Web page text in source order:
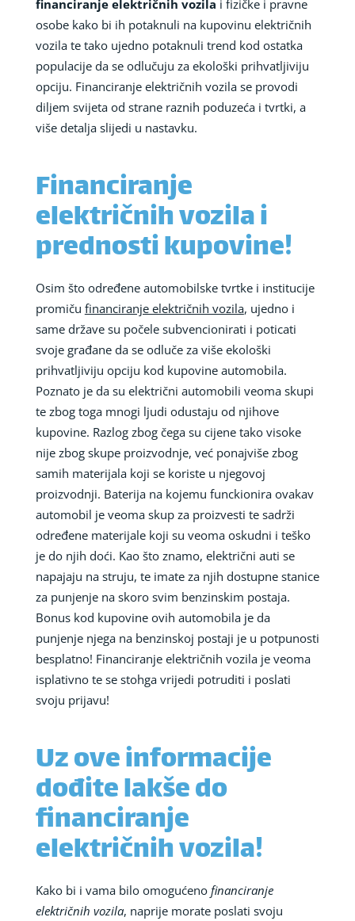
financiranje električnih vozila i fizičke i pravne
osobe kako bi ih potaknuli na kupovinu električnih
vozila te tako ujedno potaknuli trend kod ostatka
populacije da se odlučuju za ekološki prihvatljiviju
opciju. Financiranje električnih vozila se provodi
diljem svijeta od strane raznih poduzeća i tvrtki, a
više detalja slijedi u nastavku.
Financiranje
električnih vozila i
prednosti kupovine!
Osim što određene automobilske tvrtke i institucije
promiču financiranje električnih vozila, ujedno i
same države su počele subvencionirati i poticati
svoje građane da se odluče za više ekološki
prihvatljiviju opciju kod kupovine automobila.
Poznato je da su električni automobili veoma skupi
te zbog toga mnogi ljudi odustaju od njihove
kupovine. Razlog zbog čega su cijene tako visoke
nije zbog skupe proizvodnje, već ponajviše zbog
samih materijala koji se koriste u njegovoj
proizvodnji. Baterija na kojemu funckionira ovakav
automobil je veoma skup za proizvesti te sadrži
određene materijale koji su veoma oskudni i teško
je do njih doći. Kao što znamo, električni auti se
napajaju na struju, te imate za njih dostupne stanice
za punjenje na skoro svim benzinskim postaja.
Bonus kod kupovine ovih automobila je da
punjenje njega na benzinskoj postaji je u potpunosti
besplatno! Financiranje električnih vozila je veoma
isplativno te se stohga vrijedi potruditi i poslati
svoju prijavu!
Uz ove informacije
dođite lakše do
financiranje
električnih vozila!
Kako bi i vama bilo omogućeno financiranje
električnih vozila, naprije morate poslati svoju